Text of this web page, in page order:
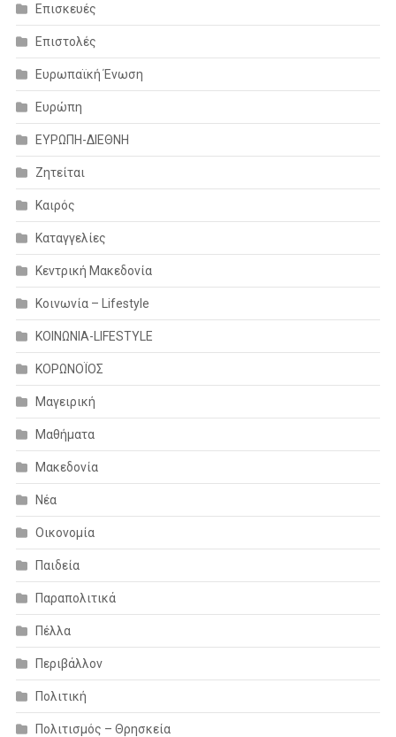
Επισκευές
Επιστολές
Ευρωπαϊκή Ένωση
Ευρώπη
ΕΥΡΩΠΗ-ΔΙΕΘΝΗ
Ζητείται
Καιρός
Καταγγελίες
Κεντρική Μακεδονία
Κοινωνία – Lifestyle
ΚΟΙΝΩΝΙΑ-LIFESTYLE
ΚΟΡΩΝΟΪΟΣ
Μαγειρική
Μαθήματα
Μακεδονία
Νέα
Οικονομία
Παιδεία
Παραπολιτικά
Πέλλα
Περιβάλλον
Πολιτική
Πολιτισμός – Θρησκεία